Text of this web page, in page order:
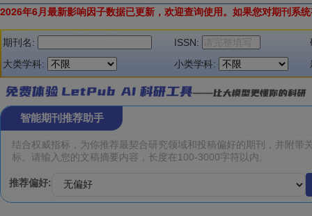
2026年6月最新影响因子数据已更新，欢迎查询使用。 如果您对期刊系
期刊名: ISSN:
大类学科:
小类学科:
智能期刊推荐助手
推荐偏好: